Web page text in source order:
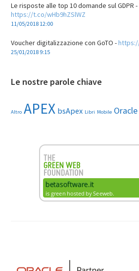
Le risposte alle top 10 domande sul GDPR -
https://t.co/wHb9hZSlWZ
11/05/2018 12:00
Voucher digitalizzazione con GoTO -
25/01/2018 9:15
Le nostre parole chiave
Altro APEX bsApex Libri Mobile Oracle